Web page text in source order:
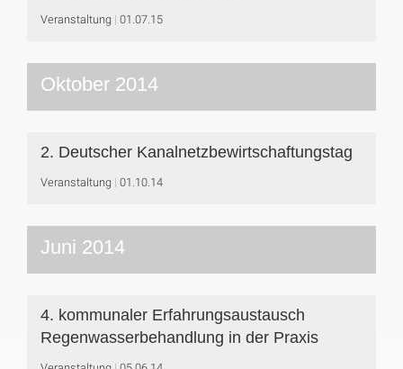
Veranstaltung 01.07.15
Oktober 2014
2. Deutscher Kanalnetzbewirtschaftungstag
Veranstaltung 01.10.14
Juni 2014
4. kommunaler Erfahrungsaustausch
Regenwasserbehandlung in der Praxis